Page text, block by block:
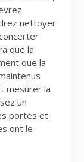
nettoyer
que la
que la
mesurer la
un
portes et
ont le